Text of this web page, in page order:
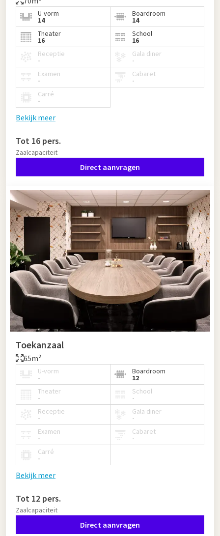
U-vorm
14
Boardroom
14
Theater
16
School
16
Receptie
-
Gala diner
-
Examen
-
Cabaret
-
Carré
-
Bekijk meer
Tot 16 pers.
Zaalcapaciteit
Direct aanvragen
Toekanzaal
65m²
U-vorm
-
Boardroom
12
Theater
-
School
-
Receptie
-
Gala diner
-
Examen
-
Cabaret
-
Carré
-
Bekijk meer
Tot 12 pers.
Zaalcapaciteit
Direct aanvragen